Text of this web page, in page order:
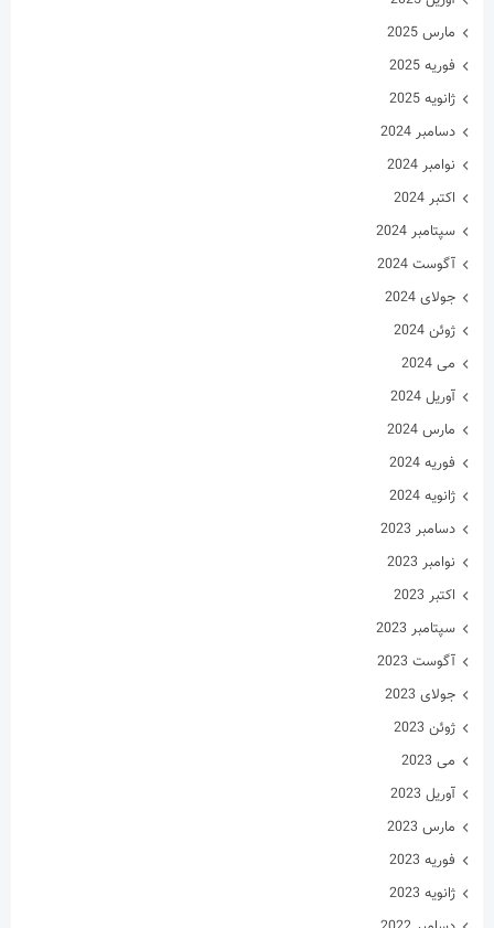
نوامبر 2024
اکتبر 2024
سپتامبر 2024
آگوست 2024
جولای 2024
ژوئن 2024
آوریل 2024
مارس 2024
فوریه 2024
ژانویه 2024
دسامبر 2023
نوامبر 2023
اکتبر 2023
سپتامبر 2023
آگوست 2023
جولای 2023
ژوئن 2023
آوریل 2023
مارس 2023
فوریه 2023
ژانویه 2023
دسامبر 2022
نوامبر 2022
اکتبر 2022
سپتامبر 2022
آگوست 2022